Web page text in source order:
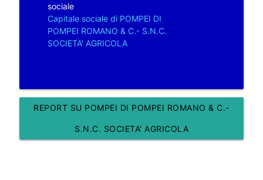
sociale
Capitale sociale di POMPEI DI
POMPEI ROMANO & C.- S.N.C.
SOCIETA' AGRICOLA
REPORT SU POMPEI DI POMPEI ROMANO & C.-
S.N.C. SOCIETA' AGRICOLA